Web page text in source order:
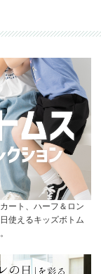
ート、ハーフ＆ロン
使えるキッズボトム